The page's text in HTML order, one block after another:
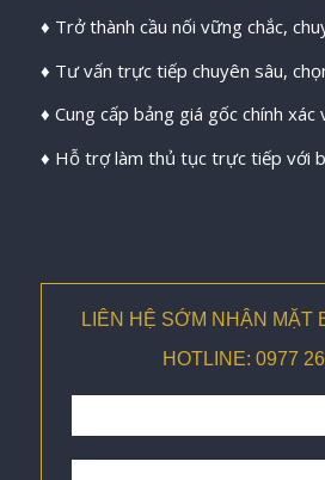
♦ Trở thành cầu nối vững chắc,
♦ Tư vấn trực tiếp chuyên sâu,
♦ Cung cấp bảng giá gốc chính xác
♦ Hỗ trợ làm thủ tục trực tiếp với
LIÊN HỆ SỚM NHẬN MẶT
HOTLINE: 0977